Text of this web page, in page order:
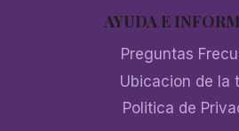
AYUDA E
Preguntas
Ubicacion de la
Politica de